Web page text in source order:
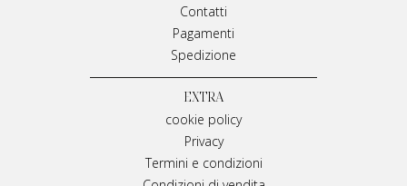
Contatti
Pagamenti
Spedizione
EXTRA
cookie policy
Privacy
Termini e condizioni